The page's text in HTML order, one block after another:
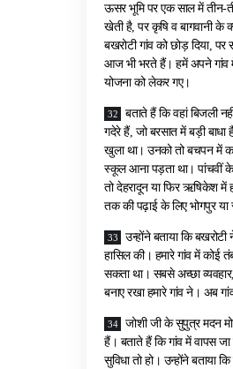
ऊसर भूमि पर एक साल में तीन-
खेती है, पर कृषि व बागवानी
बखरोटी गांव को छोड़ दिया,
आज भी भरते हैं। हमें अपने गांव
योजना को लेकर गए।
बताते हैं कि वहां बिजली
गदेरे हैं, जो बरसात में बड़ी
खुला था। उनको तो बचपन में
स्कूल आना पड़ता था। पांचवीं
तो देहरादून या फिर ऋषिकेश में
तक की पढ़ाई के लिए भोगपुर
उन्होंने बताया कि
हासिल की। हमारे गांव में कोई
सकता था। सबसे अच्छा
बनाए रखा हमारे गांव ने। अब
जोशी जी के सुपुत्र मदन
हैं। बताते हैं कि गांव में वापस
सुविधा तो हो। उन्होंने बताया